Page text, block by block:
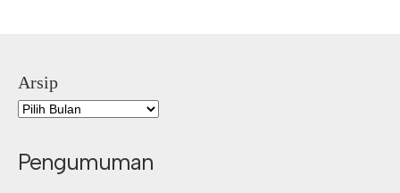
Arsip
Pengumuman